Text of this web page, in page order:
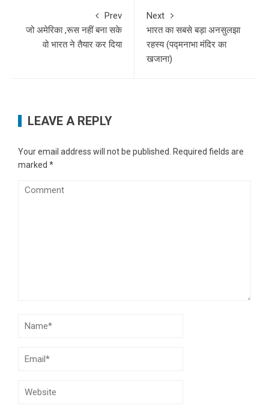
Prev
जो अमेरिका ,रूस नहीं बना सके
वो भारत ने तैयार कर दिया
Next
भारत का सबसे बड़ा अनसुलझा
रहस्य (पद्मनाभा मंदिर का
खजाना)
LEAVE A REPLY
Your email address will not be published.
Required fields are
marked *